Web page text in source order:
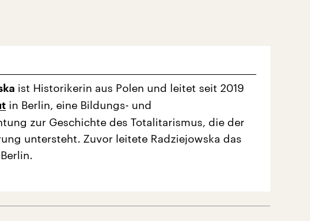
ist Historikerin aus Polen und leitet seit 2019
in Berlin, eine Bildungs- und
zur Geschichte des Totalitarismus, die der
untersteht. Zuvor leitete Radziejowska das